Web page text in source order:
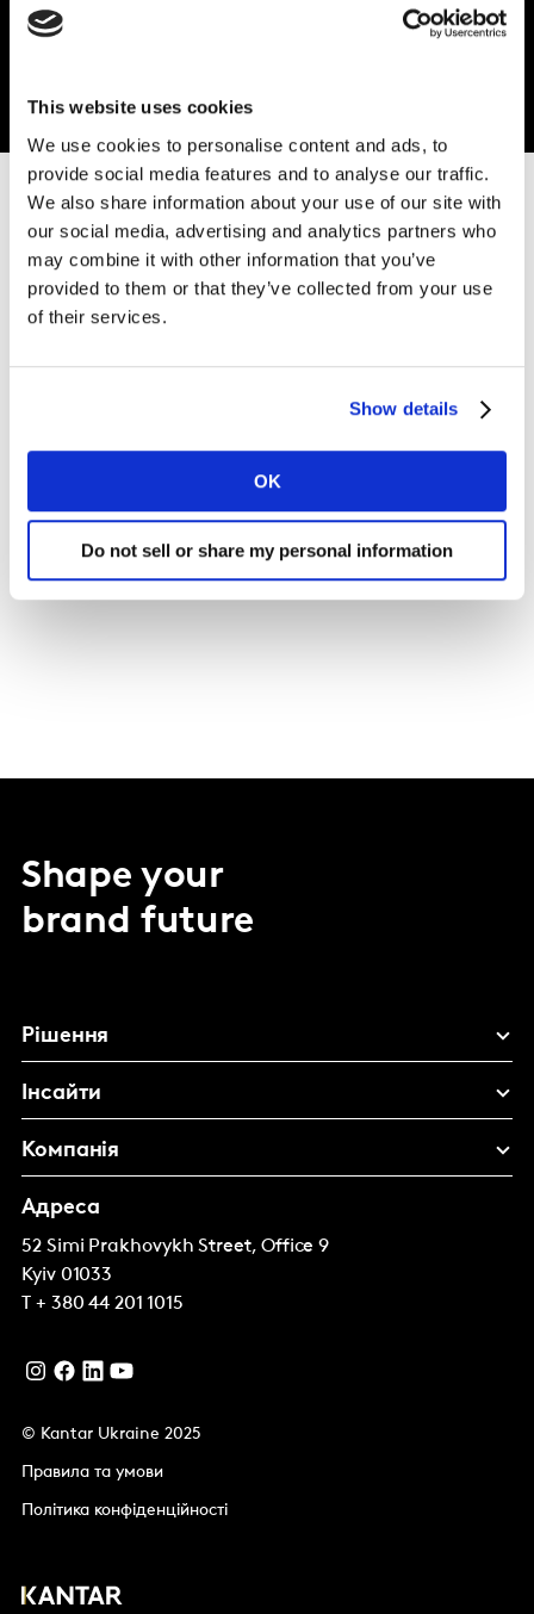
This website uses cookies
We use cookies to personalise content and ads, to
provide social media features and to analyse our traffic.
We also share information about your use of our site with
our social media, advertising and analytics partners who
may combine it with other information that you’ve
provided to them or that they’ve collected from your use
of their services.
Show details
OK
Do not sell or share my personal information
Наші політики
Глобальна податкова стратегія Kantar
Політика протидії хабарництву та корупції
Shape your
brand future
Рішення
Інсайти
Компанія
Адреса
52 Simi Prakhovykh Street, Office 9
Kyiv 01033
T + 380 44 201 1015
© Kantar Ukraine 2025
Правила та умови
Політика конфіденційності